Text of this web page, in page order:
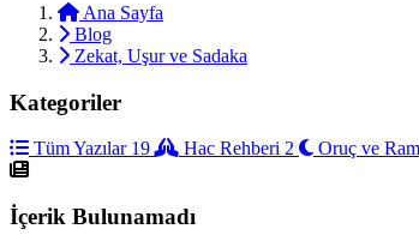
Ana Sayfa
Blog
Zekat, Uşur ve Sadaka
Kategoriler
Tüm Yazılar 19 Hac Rehberi 2 Oruç ve
İçerik Bulunamadı